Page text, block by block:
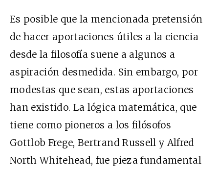
Es posible que la mencionada pretensión
de hacer aportaciones útiles a la ciencia
desde la filosofía suene a algunos a
aspiración desmedida. Sin embargo, por
modestas que sean, estas aportaciones
han existido. La lógica matemática, que
tiene como pioneros a los filósofos
Gottlob Frege, Bertrand Russell y Alfred
North Whitehead, fue pieza fundamental